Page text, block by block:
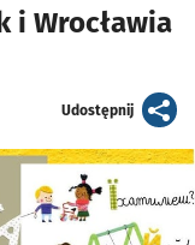
i Wrocławia
Udostępnijartykuł